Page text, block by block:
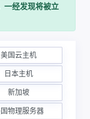
一经发现将被立
美国云主机
日本主机
新加坡
物理服务器